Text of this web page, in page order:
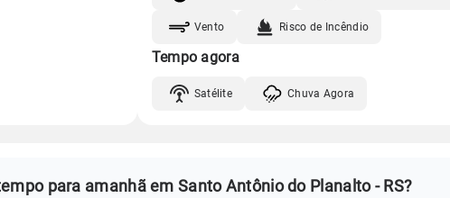
Vento Risco de Incêndio
Tempo agora
Satélite Chuva Agora
para amanhã em Santo Antônio do Planalto - RS?